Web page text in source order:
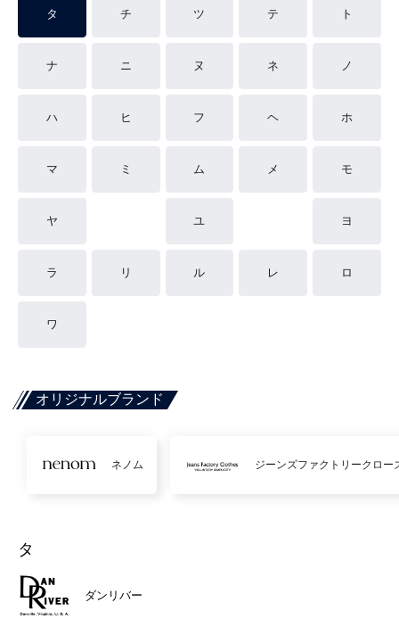
タ チ ツ テ ト
ナ ニ ヌ ネ ノ
ハ ヒ フ ヘ ホ
マ ミ ム メ モ
ヤ ユ ヨ
ラ リ ル レ ロ
ワ
オリジナルブランド
ネノム ジーンズファクトリークロー
タ
ダンリバー